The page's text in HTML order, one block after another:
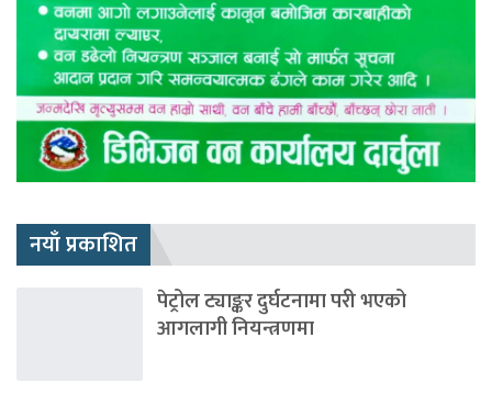
नयाँ प्रकाशित
पेट्रोल ट्याङ्कर दुर्घटनामा परी भएको
आगलागी नियन्त्रणमा